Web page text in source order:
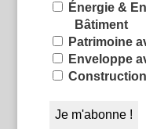
Énergie &
Bâtiment
Patrimoine
Enveloppe